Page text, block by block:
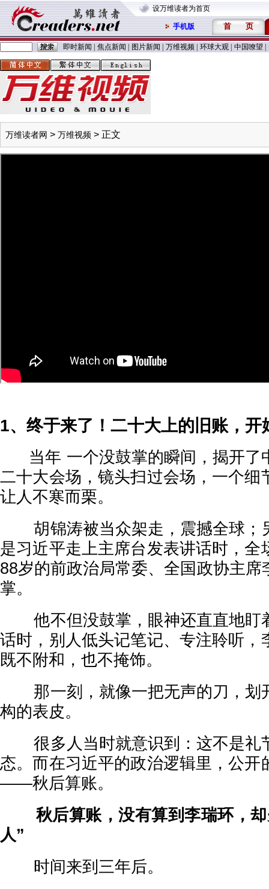
设万维读者为首页
手机版 首 页
即时新闻 焦点新闻 图片新闻 万维视频 环球大观 中国嘹望
万维读者网 > 万维视频 > 正文
1、终于来了！二十大上的旧账，开
当年 一个没鼓掌的瞬间，揭开了
二十大会场，镜头扫过会场，一个细
让人不寒而栗。
胡锦涛被当众架走，震撼全球；
是习近平走上主席台发表讲话时，全
88岁的前政治局常委、全国政协主席
掌。
他不但没鼓掌，眼神还直直地盯
话时，别人低头记笔记、专注聆听，
既不附和，也不掩饰。
那一刻，就像一把无声的刀，划
构的表皮。
很多人当时就意识到：这不是礼
态。而在习近平的政治逻辑里，公开
——秋后算账。
秋后算账，没有算到李瑞环，
人”
时间来到三年后。